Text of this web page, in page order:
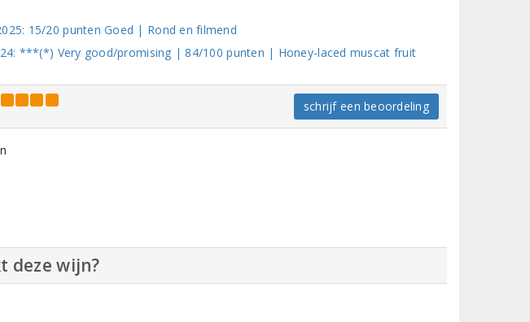
15/20 punten Goed | Rond en filmend
***(*) Very good/promising | 84/100 punten | Honey-laced muscat fruit
schrijf een beoordeling
deze wijn?